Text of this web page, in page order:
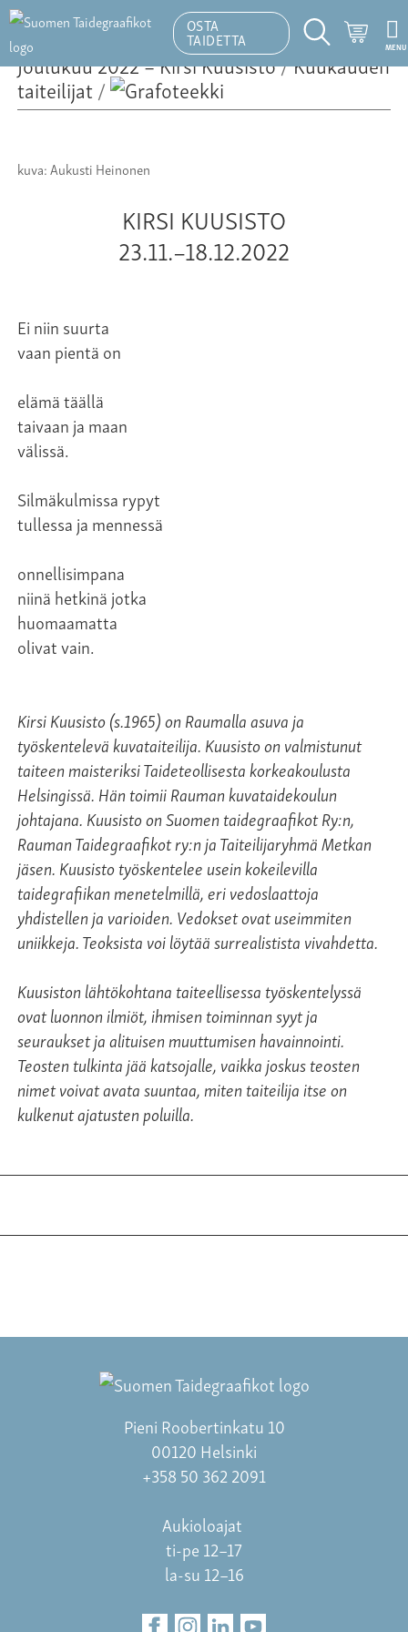
OSTA
TAIDETTA
Hakutoiminto
MENU
Joulukuu 2022 – Kirsi Kuusisto/Kuukauden
taiteilijat/
kuva: Aukusti Heinonen
KIRSI KUUSISTO
23.11.–18.12.2022
Ei niin suurta
vaan pientä on
elämä täällä
taivaan ja maan
välissä.
Silmäkulmissa rypyt
tullessa ja mennessä
onnellisimpana
niinä hetkinä jotka
huomaamatta
olivat vain.
Kirsi Kuusisto (s.1965) on Raumalla asuva ja
työskentelevä kuvataiteilija. Kuusisto on valmistunut
taiteen maisteriksi Taideteollisesta korkeakoulusta
Helsingissä. Hän toimii Rauman kuvataidekoulun
johtajana. Kuusisto on Suomen taidegraafikot Ry:n,
Rauman Taidegraafikot ry:n ja Taiteilijaryhmä Metkan
jäsen. Kuusisto työskentelee usein kokeilevilla
taidegrafiikan menetelmillä, eri vedoslaattoja
yhdistellen ja varioiden. Vedokset ovat useimmiten
uniikkeja. Teoksista voi löytää surrealistista vivahdetta.
Kuusiston lähtökohtana taiteellisessa työskentelyssä
ovat luonnon ilmiöt, ihmisen toiminnan syyt ja
seuraukset ja alituisen muuttumisen havainnointi.
Teosten tulkinta jää katsojalle, vaikka joskus teosten
nimet voivat avata suuntaa, miten taiteilija itse on
kulkenut ajatusten poluilla.
Pieni Roobertinkatu 10
00120 Helsinki
+358 50 362 2091
Aukioloajat
ti-pe 12–17
la-su 12–16